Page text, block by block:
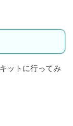
ットに行ってみ